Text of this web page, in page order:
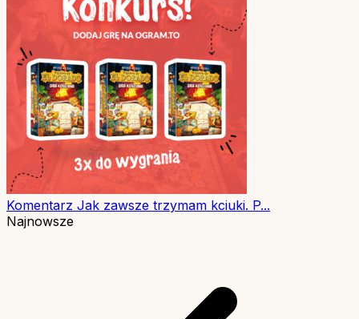
Komentarz Jak zawsze trzymam kciuki. P...
Najnowsze